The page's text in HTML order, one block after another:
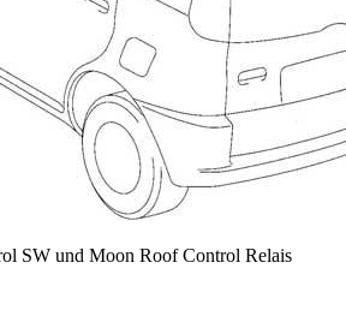
SW und Moon Roof Control Relais